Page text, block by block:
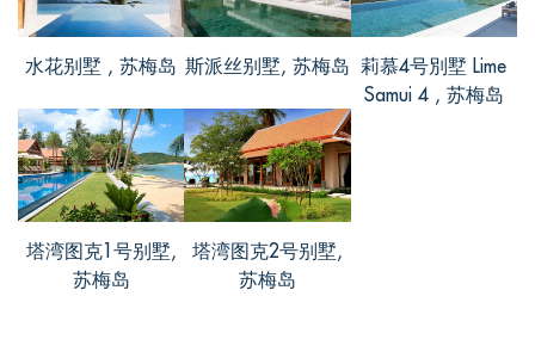
评价 Dec 30 2016
别墅非常美好！邻近海滨，位于苏梅岛的
蓝赛特沙滩，周围是超大的园林。空气清
新，风景优美。别墅的装修风格简约大
方，看起来很舒服。走进别墅就能被草坪
和热带花园所吸引，非常的美丽。别墅离
机场仅需35分钟，周围交通便利，出行也
非常的方便，很喜欢。
水花别墅 , 苏梅岛 斯派丝别墅, 苏梅岛 莉慕4号別墅 Lime
Samui 4 , 苏梅岛
塔湾图克1号别墅,
苏梅岛
塔湾图克2号别墅,
苏梅岛